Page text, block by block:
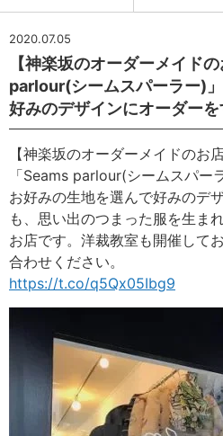
2020.07.05
【神楽坂のオーダーメイド
parlour(シームスパーラー)
好みのデザインにオーダー
【神楽坂のオーダーメイドのお店
「Seams parlour(シームスパー
お好みの生地を選んで好みのデ
も、思い出のつまった服を生ま
お店です。洋裁教室も開催して
合わせください。
https://t.co/q5Qx05Ibg9